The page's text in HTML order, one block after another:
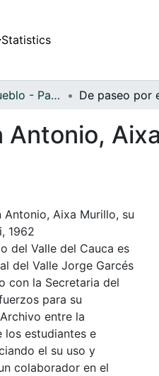
Statistics
APFFVC - El Pueblo - Patrimonial
Antonio,
Aixa Murillo, su
1962
del Valle del Cauca es
del Valle Jorge Garcés
con la Secretaria del
para su
entre la
los estudiantes e
el su uso y
colaborador en el